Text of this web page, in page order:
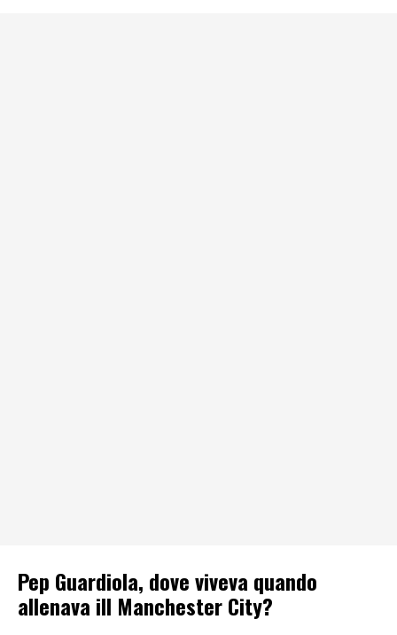
Pep Guardiola, dove viveva quando
allenava ill Manchester City?